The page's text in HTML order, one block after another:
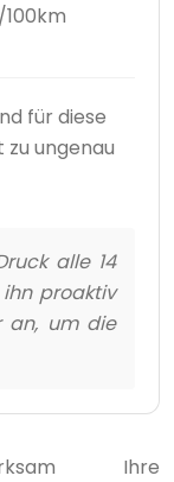
für diese
ungenau
alle 14
proaktiv
an, um die
Ihre